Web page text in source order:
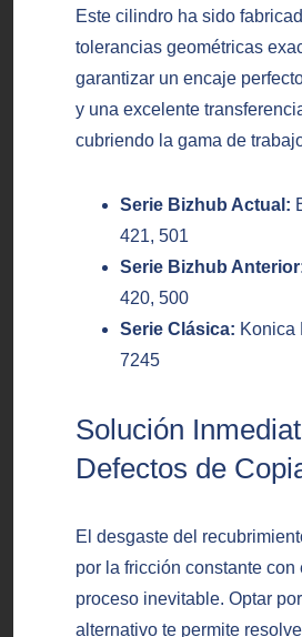
Este cilindro ha sido
tolerancias geométricas
garantizar un encaje
y una excelente
cubriendo la gama de
Serie Bizhub Actual:
421, 501
Serie Bizhub
420, 500
Serie Clásica: Konica
7245
Solución
Defectos de
El desgaste del
por la fricción constante con
proceso inevitable. Optar
alternativo te permite